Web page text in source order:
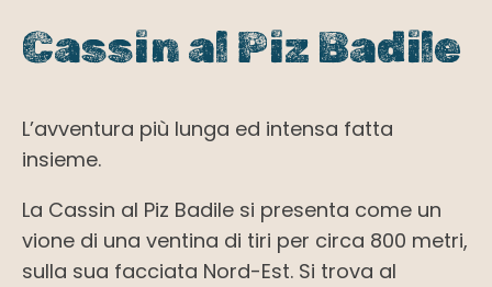
Cassin al Piz Badile
L’avventura più lunga ed intensa fatta
insieme.
La Cassin al Piz Badile si presenta come un
vione di una ventina di tiri per circa 800 metri,
sulla sua facciata Nord-Est. Si trova al